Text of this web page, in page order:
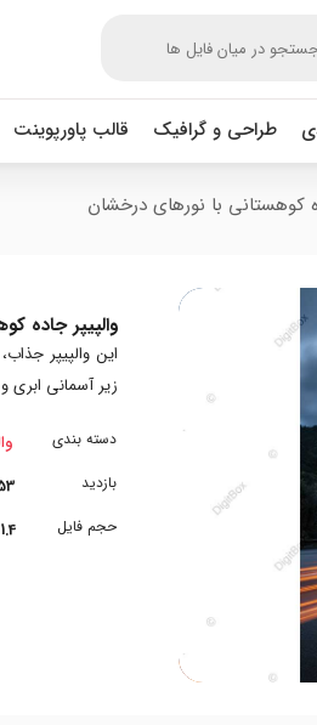
طراحی و گرافیک قالب پاورپوینت
کوهستانی با نورهای درخشان
والپیپر جاده
این والپیپر
زیر آسمانی ابری
دسته بندی
بازدید
حجم فایل
1.4